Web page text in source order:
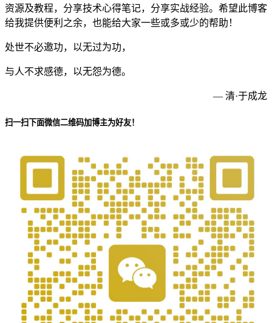
资源及教程，分享技术心得笔记，分享实战经验。希望此博客
给我提供便利之余，也能给大家一些或多或少的帮助！
处世不必邀功，以无过为功，
与人不求感德，以无怨为德。
— 清·于成龙
扫一扫下面微信二维码加博主为好友！